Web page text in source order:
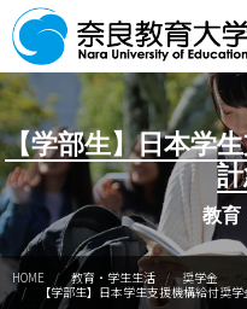
本学で学びたい
在学生の方へ
卒業生・修了生
自治体・企業の
【学部生】日本学
計
教育
HOME 教育・学生生活
奨学金
【学部生】日本学生支援機構給付奨学